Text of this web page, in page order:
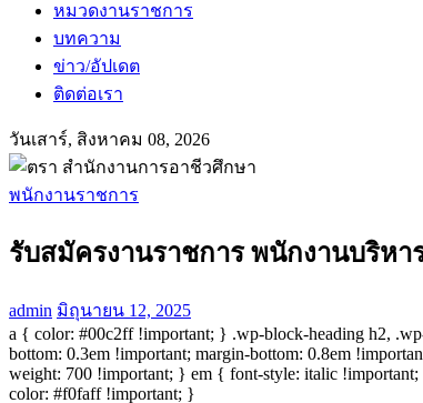
หมวดงานราชการ
บทความ
ข่าว/อัปเดต
ติดต่อเรา
วันเสาร์, สิงหาคม 08, 2026
พนักงานราชการ
รับสมัครงานราชการ พนักงานบริหา
admin มิถุนายน 12, 2025
a { color: #00c2ff !important; } .wp-block-heading h2,
bottom: 0.3em !important; margin-bottom: 0.8em
weight: 700 !important; } em { font-style: italic
color: #f0faff !important; }